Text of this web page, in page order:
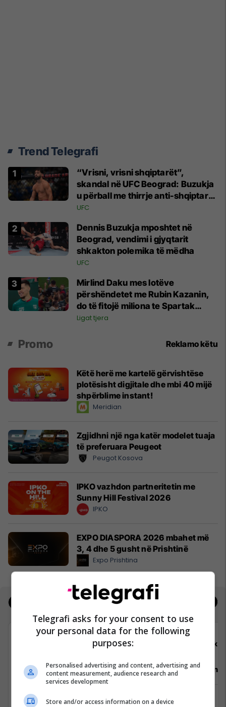
Trend Telegrafi
“Vrisni, vrisni shqiptarët”,
skandal në UFC Beograd: Buzukja
u përball me thirrje anti-shqiptare
nga tribunat
UFC
Dennis Buzukja mposhtet në
Beograd, vendimi i gjyqtarit
shkakton polemika të mëdha
UFC
Mirlind Daku mes lotëve
përshëndetet me Rubin Kazanin,
do të fitojë miliona te Spartak
Moska
Ligat tjera
Promo Reklamo këtu
Këtë herë me kartelë gërvishtëse
plotësisht digjitale dhe mbi 40 mijë
shpërblime instant!
Meridian
Zgjidhni një nga katër modelet tuaja
të preferuara Peugeot
Peugot Kosova
IPKO vazhdon partneritetin me
Sunny Hill Festival 2026
IPKO
EXPO DIASPORA 2026 mbahet më
3, 4 dhe 5 gusht në Prishtinë
Expo Prishtina
Real Estate
Specialist Mishi (Kasap)
Ferizaj
Punëtor në
Telegrafi asks for your consent to use
your personal data for the following
purposes:
Personalised advertising and content, advertising and
content measurement, audience research and
services development
Store and/or access information on a device